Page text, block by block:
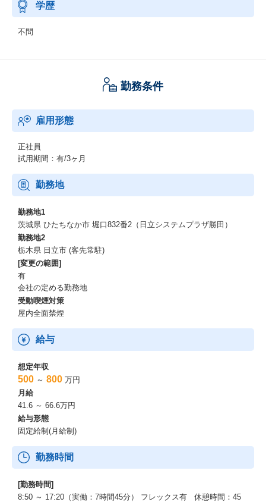
学歴
不問
勤務条件
雇用形態
正社員
試用期間：有/3ヶ月
勤務地
勤務地1
茨城県 ひたちなか市 堀口832番2（日立システムプラザ勝田）
勤務地2
栃木県 日立市 (客先常駐)
[変更の範囲]
有
会社の定める勤務地
受動喫煙対策
屋内全面禁煙
給与
想定年収
500 ～ 800 万円
月給
41.6 ～ 66.6万円
給与形態
固定給制(月給制)
勤務時間
[勤務時間]
8:50 ～ 17:20（実働：7時間45分） フレックス有 休憩時間：45